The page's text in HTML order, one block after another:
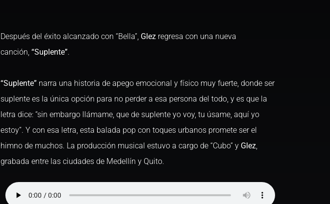
Después del éxito alcanzado con “Bella”, Glez regresa con una nueva
canción, “Suplente”.
“Suplente” narra una historia de apego emocional y físico muy fuerte, donde ser
suplente es la única opción para no perder a esa persona del todo, y es que la
letra dice: “sin embargo llámame, que de suplente yo voy, tu úsame, aquí yo
estoy”. Y con esa letra, esta balada pop con toques urbanos promete ser el
himno de muchos. La producción musical estuvo a cargo de “Cubo” y Glez,
grabada entre las ciudades de Medellín y Quito.